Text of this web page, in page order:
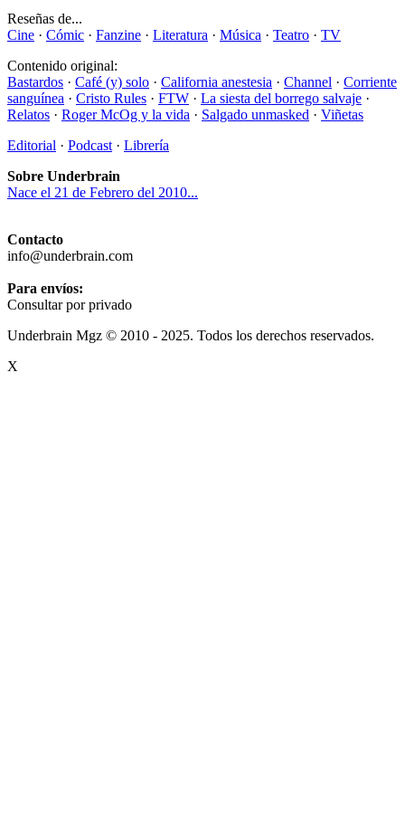
Reseñas de...
Cine · Cómic · Fanzine · Literatura · Música · Teatro · TV
Contenido original:
Bastardos · Café (y) solo · California anestesia · Channel · Corriente
sanguínea · Cristo Rules · FTW · La siesta del borrego salvaje ·
Relatos · Roger McOg y la vida · Salgado unmasked · Viñetas
Editorial · Podcast · Librería
Sobre Underbrain
Nace el 21 de Febrero del 2010...
Contacto
info@underbrain.com
Para envíos:
Consultar por privado
Underbrain Mgz © 2010 - 2025. Todos los derechos reservados.
X